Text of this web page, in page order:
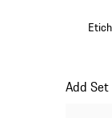
Add
Diapositiva 18 di